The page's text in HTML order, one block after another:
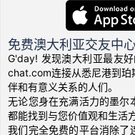
免费澳大利亚交友中
G'day! 发现澳大利亚最友
chat.com连接从悉尼港到珀
伴和有意义关系的人们。
无论您身在充满活力的墨尔
都能找到与您价值观和生活
我们完全免费的平台消除